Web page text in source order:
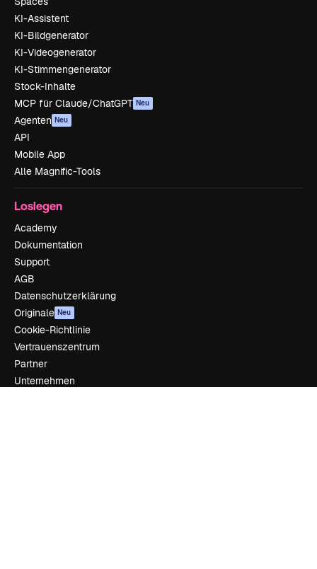
KI-Assistent
KI-Bildgenerator
KI-Videogenerator
KI-Stimmengenerator
Stock-Inhalte
MCP für Claude/ChatGPT Neu
Agenten Neu
API
Mobile App
Alle Magnific-Tools
Loslegen
Academy
Dokumentation
Support
AGB
Datenschutzerklärung
Originale Neu
Cookie-Richtlinie
Vertrauenszentrum
Partner
Unternehmen